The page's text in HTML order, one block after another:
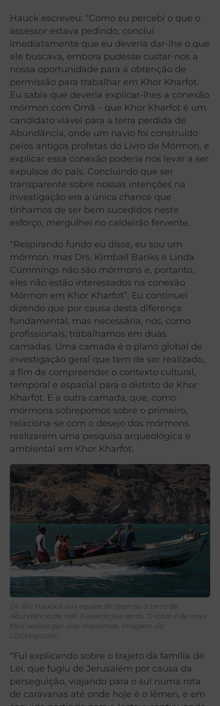
Hauck escreveu: “Como eu percebi o que o
assessor estava pedindo, concluí
imediatamente que eu deveria dar-lhe o que
ele buscava, embora pudesse custar-nos a
nossa oportunidade para a obtenção de
permissão para trabalhar em Khor Kharfot.
Eu sabia que deveria explicar-lhes a conexão
mórmon com Omã – que Khor Kharfot é um
candidato viável para a terra perdida de
Abundância, onde um navio foi construído
pelos antigos profetas do Livro de Mórmon, e
explicar essa conexão poderia nos levar a ser
expulsos do país. Concluindo que ser
transparente sobre nossas intenções na
investigação era a única chance que
tínhamos de ser bem sucedidos neste
esforço, mergulhei no caldeirão fervente.
“Respirando fundo eu disse, eu sou um
mórmon. mas Drs. Kimball Banks e Linda
Cummings não são mórmons e, portanto,
eles não estão interessados na conexão
Mórmon em Khor Kharfot”. Eu continuei
dizendo que por causa desta diferença
fundamental, mas necessária, nós, como
profissionais, trabalhamos em duas
camadas. Uma camada é o plano global de
investigação geral que tem de ser realizado,
a fim de compreender o contexto cultural,
temporal e espacial para o distrito de Khor
Kharfot. E a outra camada, que, como
mórmons sobrepomos sobre o primeiro,
relaciona-se com o desejo dos mórmons
realizarem uma pesquisa arqueológica e
ambiental em Khor Kharfot.
Dr. Ric Hauck e sua equipe dirigem-se à terra de
Abundância de Néfi 3 expedições atrás. O local é de mais
fácil acesso por vias marítimas. Imagem via
LDSMag.com.
“Fui explicando sobre o trajeto da família de
Leí, que fugiu de Jerusalém por causa da
perseguição, viajando para o sul numa rota
de caravanas até onde hoje é o Iêmen, e em